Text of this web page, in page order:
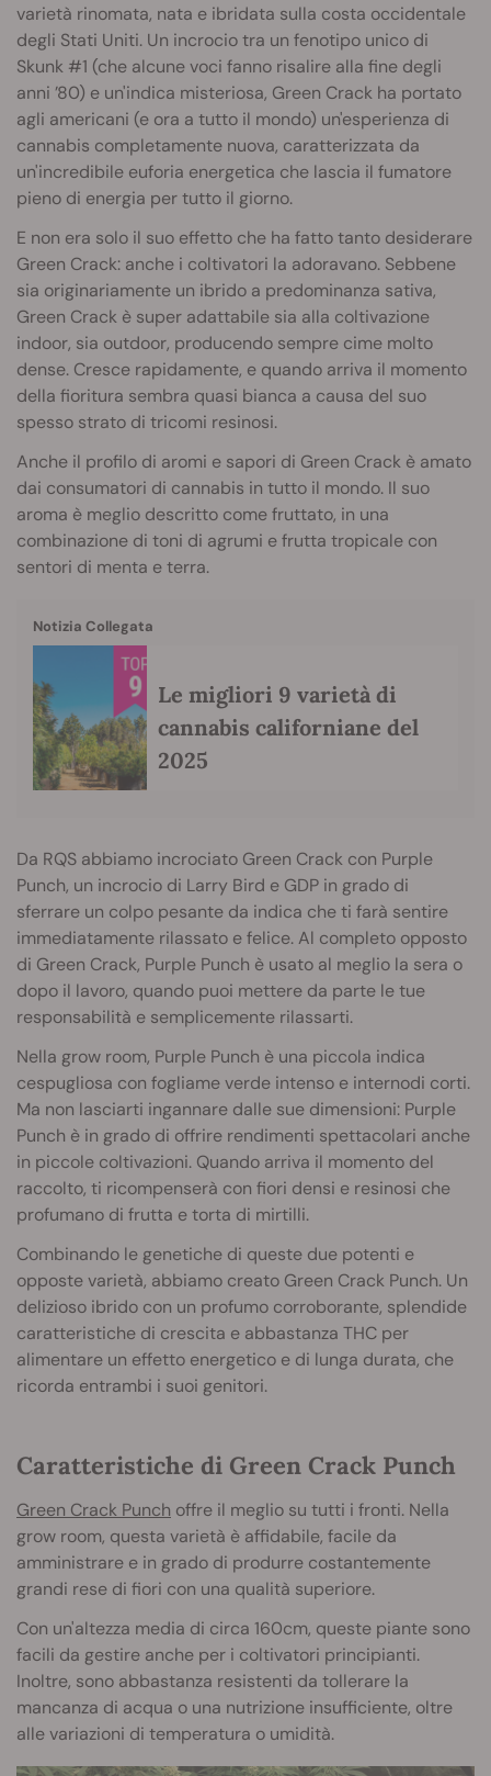
varietà rinomata, nata e ibridata sulla costa occidentale
degli Stati Uniti. Un incrocio tra un fenotipo unico di
Skunk #1 (che alcune voci fanno risalire alla fine degli
anni ’80) e un'indica misteriosa, Green Crack ha portato
agli americani (e ora a tutto il mondo) un'esperienza di
cannabis completamente nuova, caratterizzata da
un'incredibile euforia energetica che lascia il fumatore
pieno di energia per tutto il giorno.
E non era solo il suo effetto che ha fatto tanto desiderare
Green Crack: anche i coltivatori la adoravano. Sebbene
sia originariamente un ibrido a predominanza sativa,
Green Crack è super adattabile sia alla coltivazione
indoor, sia outdoor, producendo sempre cime molto
dense. Cresce rapidamente, e quando arriva il momento
della fioritura sembra quasi bianca a causa del suo
spesso strato di tricomi resinosi.
Anche il profilo di aromi e sapori di Green Crack è amato
dai consumatori di cannabis in tutto il mondo. Il suo
aroma è meglio descritto come fruttato, in una
combinazione di toni di agrumi e frutta tropicale con
sentori di menta e terra.
Notizia Collegata
Le migliori 9 varietà di
cannabis californiane del
2025
Da RQS abbiamo incrociato Green Crack con Purple
Punch, un incrocio di Larry Bird e GDP in grado di
sferrare un colpo pesante da indica che ti farà sentire
immediatamente rilassato e felice. Al completo opposto
di Green Crack, Purple Punch è usato al meglio la sera o
dopo il lavoro, quando puoi mettere da parte le tue
responsabilità e semplicemente rilassarti.
Nella grow room, Purple Punch è una piccola indica
cespugliosa con fogliame verde intenso e internodi corti.
Ma non lasciarti ingannare dalle sue dimensioni: Purple
Punch è in grado di offrire rendimenti spettacolari anche
in piccole coltivazioni. Quando arriva il momento del
raccolto, ti ricompenserà con fiori densi e resinosi che
profumano di frutta e torta di mirtilli.
Combinando le genetiche di queste due potenti e
opposte varietà, abbiamo creato Green Crack Punch. Un
delizioso ibrido con un profumo corroborante, splendide
caratteristiche di crescita e abbastanza THC per
alimentare un effetto energetico e di lunga durata, che
ricorda entrambi i suoi genitori.
Caratteristiche di Green Crack Punch
Green Crack Punch offre il meglio su tutti i fronti. Nella
grow room, questa varietà è affidabile, facile da
amministrare e in grado di produrre costantemente
grandi rese di fiori con una qualità superiore.
Con un'altezza media di circa 160cm, queste piante sono
facili da gestire anche per i coltivatori principianti.
Inoltre, sono abbastanza resistenti da tollerare la
mancanza di acqua o una nutrizione insufficiente, oltre
alle variazioni di temperatura o umidità.